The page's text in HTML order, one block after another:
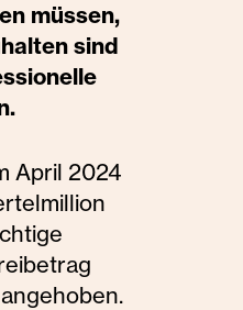
müssen,
sind
April 2024